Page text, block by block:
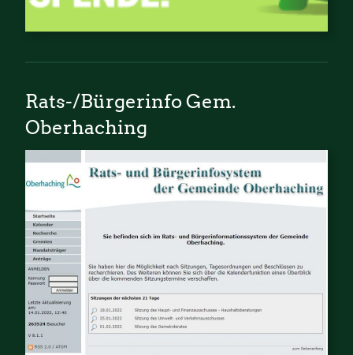
Rats-/Bürgerinfo Gem.
Oberhaching